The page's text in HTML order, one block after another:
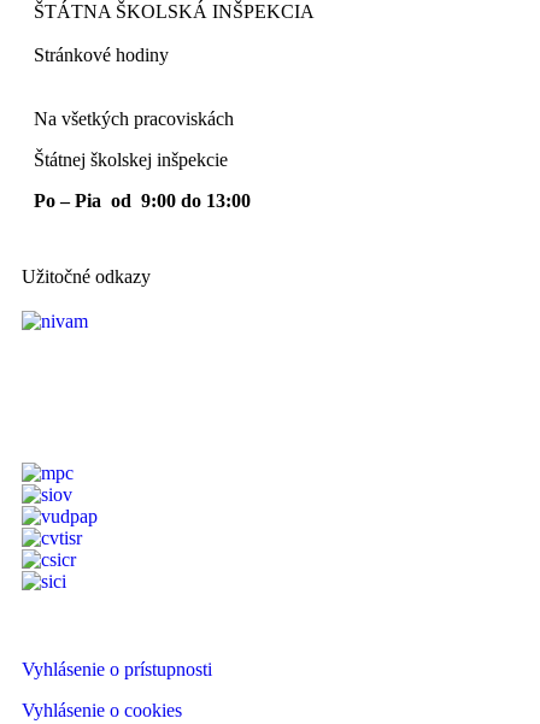
ŠTÁTNA ŠKOLSKÁ INŠPEKCIA
Stránkové hodiny​
Na všetkých pracoviskách
Štátnej školskej inšpekcie
Po – Pia od 9:00 do 13:00
Užitočné odkazy
Vyhlásenie o prístupnosti
Vyhlásenie o cookies